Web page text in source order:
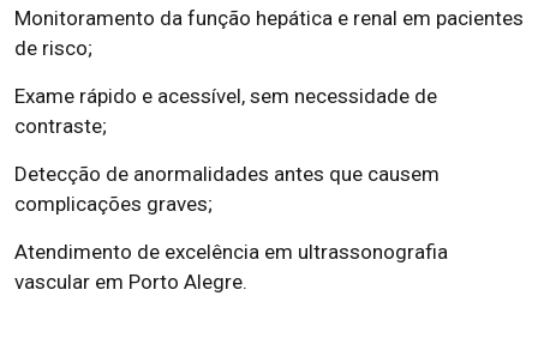
Monitoramento da função hepática e renal em pacientes
de risco;
Exame rápido e acessível, sem necessidade de
contraste;
Detecção de anormalidades antes que causem
complicações graves;
Atendimento de excelência em ultrassonografia
vascular em Porto Alegre.